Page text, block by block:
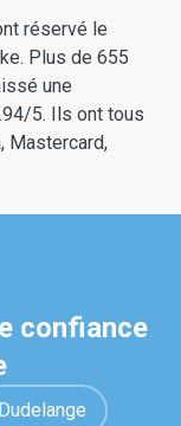
réservé le
Plus de 655
une
5. Ils ont tous
Mastercard,
confiance
Dudelange